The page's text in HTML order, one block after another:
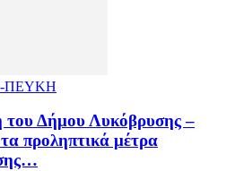
ΠΕΥΚΗ
του Δήμου Λυκόβρυσης –
προληπτικά μέτρα